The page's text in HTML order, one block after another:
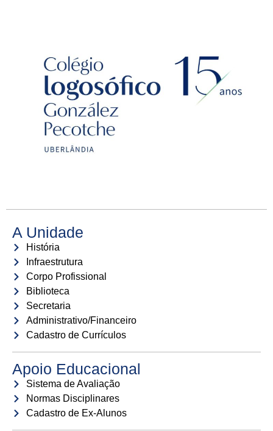
A Unidade
História
Infraestrutura
Corpo Profissional
Biblioteca
Secretaria
Administrativo/Financeiro
Cadastro de Currículos
Apoio Educacional
Sistema de Avaliação
Normas Disciplinares
Cadastro de Ex-Alunos